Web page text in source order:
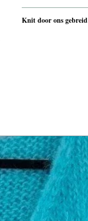
voorzien bij
medium ( 120-124
Knit door ons gebreid